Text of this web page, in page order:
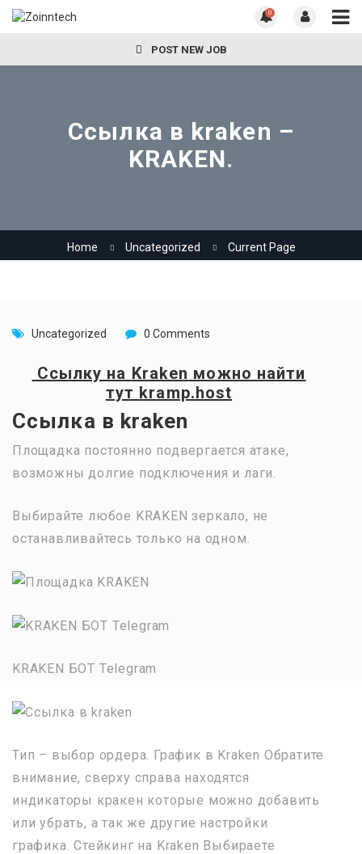
0
POST NEW JOB
Ссылка в kraken –
KRAKEN.
Home Uncategorized Current Page
Uncategorized 0 Comments
Ссылку на Kraken можно найти
тут kramp.host
Ссылка в kraken
Площадка постоянно подвергается атаке,
возможны долгие подключения и лаги.
Выбирайте любое KRAKEN зеркало, не
останавливайтесь только на одном.
KRAKEN БОТ Telegram
Тип – выбор ордера. График в Kraken Обратите
внимание, сверху справа находятся
индикаторы кракен которые можно добавить
или убрать, а так же другие настройки
графика. Cтейкинг на Kraken Выбираете